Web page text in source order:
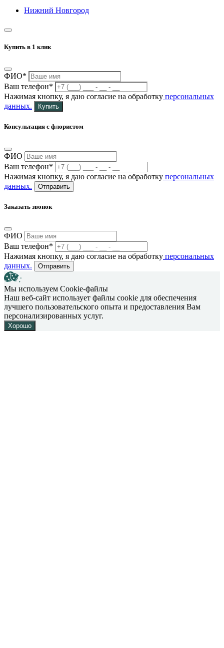
Нижний Новгород
Купить в 1 клик
ФИО*
Ваш телефон*
Нажимая кнопку, я даю согласие на обработку персональных
данных.
Купить
Консультация с флористом
ФИО
Ваш телефон*
Нажимая кнопку, я даю согласие на обработку персональных
данных.
Отправить
Заказать звонок
ФИО
Ваш телефон*
Нажимая кнопку, я даю согласие на обработку персональных
данных.
Отправить
Мы используем Cookie-файлы
Наш веб-сайт использует файлы cookie для обеспечения
лучшего пользовательского опыта и предоставления Вам
персонализированных услуг.
Хорошо